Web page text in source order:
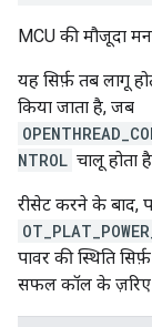
MCU की मौजूदा
यह सिर्फ़ तब लागू
किया जाता है, जब
NTROL चालू होता
रीसेट करने के बाद,
पावर की स्थिति सिर्फ़
सफल कॉल के ज़रिए